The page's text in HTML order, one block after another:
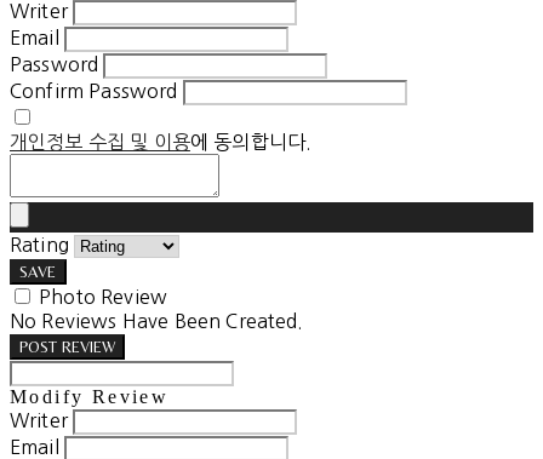
Writer
Email
Password
Confirm Password
개인정보 수집 및 이용에 동의합니다.
Rating
SAVE
Photo Review
No Reviews Have Been Created.
POST REVIEW
Modify Review
Writer
Email